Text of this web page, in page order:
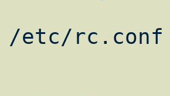
/etc/rc.conf